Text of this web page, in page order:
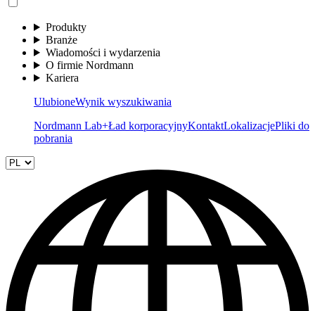
Produkty
Branże
Wiadomości i wydarzenia
O firmie Nordmann
Kariera
UlubioneWynik wyszukiwania
Nordmann Lab+Ład korporacyjnyKontaktLokalizacjePliki do
pobrania